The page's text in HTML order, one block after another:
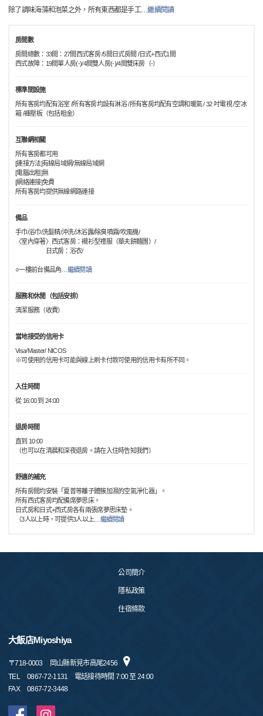
除了調味海藻和泡菜之外，所有東西都是手工…繼續閱讀
房間數
房間總數：33間：27間西式客房 /5間日式房間 /日式+西式1間
西式故障：19間單人房(-)/4間雙人房(-)/4間雙床房（-）
標準間設施
所有客房均配有浴室 /所有客房均設有淋浴 /所有客房均配有空調和暖氣 / 32 吋電視 /空冰
箱 /褲壓板（包括租金）
互聯網相關
所有客房都可用
[連接方法]有線局域網/無線局域網
[電腦出租]無
[網絡連接]免費
所有客房均提供無線網路連接
備品
手巾/浴巾/洗髮精/沖洗/沐浴露/除臭噴霧/吹風機/
〈室內穿著〉西式客房：襯衫型禮服（華夫餅麵團）/
日式房：浴衣/
○一樓前台備品角 繼續閱讀
服務和休閒（包括安排）
清潔服務（收費）
當地接受的信用卡
Visa/Master/ NICOS
※可使用的信用卡可能與線上刷卡付款可使用的信用卡有所不同。
入住時間
從 16:00 到 24:00
退房時間
直到 10:00
（也可以在清晨和深夜退房。請在入住時告知我們）
舒適的補充
所有房間均安裝「夏普等離子體簇加濕的空氣淨化器」。
所有西式客房均配備席夢思床。
日式房和日式+西式房各有兩張席夢思床墊。
（3人以上時，可提供3人以上
繼續閱讀
公司簡介
隱私政策
住宿條款
大飯店Miyoshiya
〒718-0003
岡山縣新見市高尾2456
TEL
0867-72-1131 電話接待時間 7:00 至 24:00
FAX
0867-72-3448